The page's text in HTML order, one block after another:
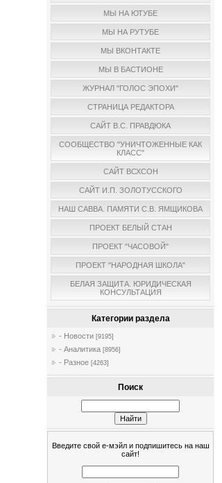
МЫ НА ЮТУБЕ
МЫ НА РУТУБЕ
МЫ ВКОНТАКТЕ
МЫ В БАСТИОНЕ
ЖУРНАЛ "ГОЛОС ЭПОХИ"
СТРАНИЦА РЕДАКТОРА
САЙТ В.С. ПРАВДЮКА
СООБЩЕСТВО "УНИЧТОЖЕННЫЕ КАК
КЛАСС"
САЙТ ВСХСОН
САЙТ И.П. ЗОЛОТУССКОГО
НАШ САВВА. ПАМЯТИ С.В. ЯМЩИКОВА
ПРОЕКТ БЕЛЫЙ СТАН
ПРОЕКТ "ЧАСОВОЙ"
ПРОЕКТ "НАРОДНАЯ ШКОЛА"
БЕЛАЯ ЗАЩИТА. ЮРИДИЧЕСКАЯ
КОНСУЛЬТАЦИЯ
Категории раздела
- Новости [9195]
- Аналитика [8956]
- Разное [4263]
Поиск
Введите свой е-мэйл и подпишитесь на наш
сайт!